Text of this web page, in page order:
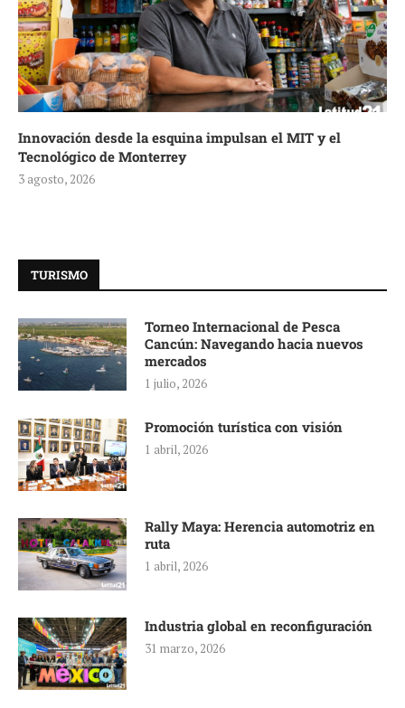
Innovación desde la esquina impulsan el MIT y el
Tecnológico de Monterrey
3 agosto, 2026
TURISMO
Torneo Internacional de Pesca
Cancún: Navegando hacia nuevos
mercados
1 julio, 2026
Promoción turística con visión
1 abril, 2026
Rally Maya: Herencia automotriz en
ruta
1 abril, 2026
Industria global en reconfiguración
31 marzo, 2026